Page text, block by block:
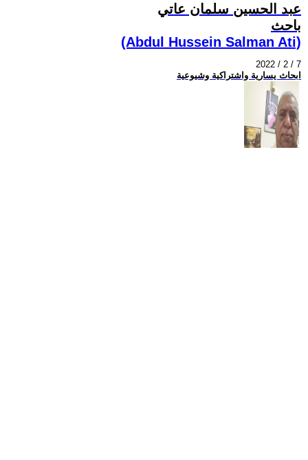
عبد الحسين سلمان عاتي
باحث
(Abdul Hussein Salman Ati)
2022 / 2 / 7
ابحاث يسارية واشتراكية وشيوعية